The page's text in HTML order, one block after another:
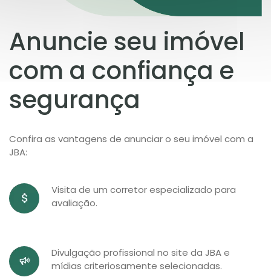
Anuncie seu imóvel
com a confiança e
segurança
Confira as vantagens de anunciar o seu imóvel com a
JBA:
Visita de um corretor especializado para
avaliação.
Divulgação profissional no site da JBA e
mídias criteriosamente selecionadas.